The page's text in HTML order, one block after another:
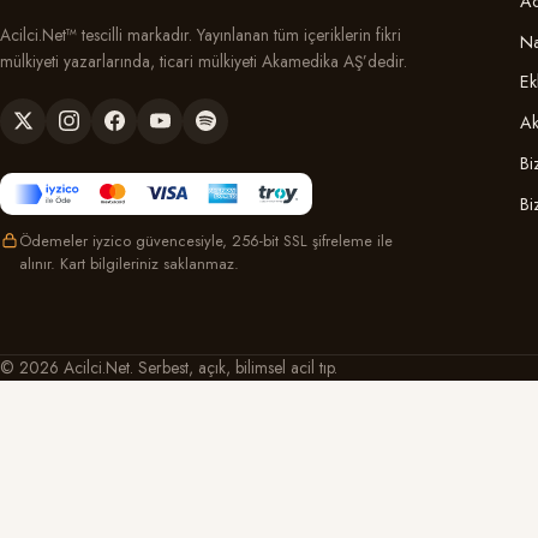
Acilci.Net™ tescilli markadır. Yayınlanan tüm içeriklerin fikri
mülkiyeti yazarlarında, ticari mülkiyeti Akamedika AŞ’dedir.
Ödemeler iyzico güvencesiyle, 256-bit SSL şifreleme ile
alınır. Kart bilgileriniz saklanmaz.
© 2026 Acilci.Net. Serbest, açık, bilimsel acil tıp.